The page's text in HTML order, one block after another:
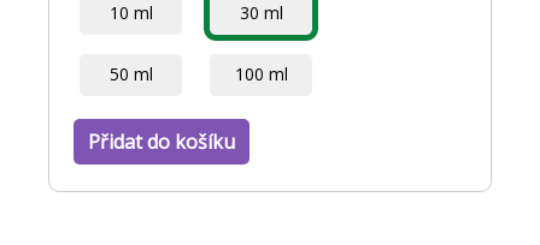
10 ml 30 ml
50 ml 100 ml
Přidat do košíku